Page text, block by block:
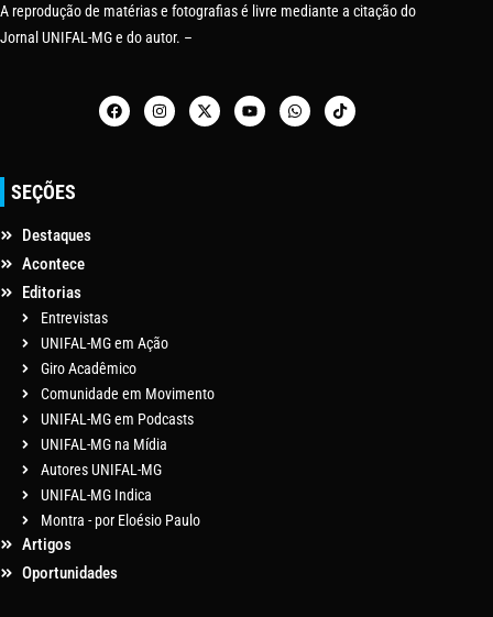
A reprodução de matérias e fotografias é livre mediante a citação do
Jornal UNIFAL-MG e do autor. –
SEÇÕES
Destaques
Acontece
Editorias
Entrevistas
UNIFAL-MG em Ação
Giro Acadêmico
Comunidade em Movimento
UNIFAL-MG em Podcasts
UNIFAL-MG na Mídia
Autores UNIFAL-MG
UNIFAL-MG Indica
Montra - por Eloésio Paulo
Artigos
Oportunidades